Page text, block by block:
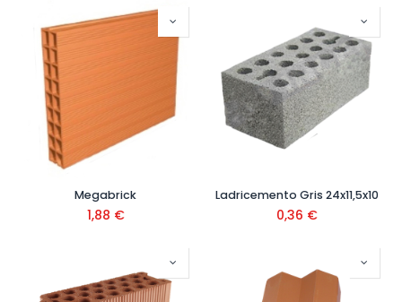
Megabrick
1,88 €
Ladricemento Gris 24x11,5x10
0,36 €